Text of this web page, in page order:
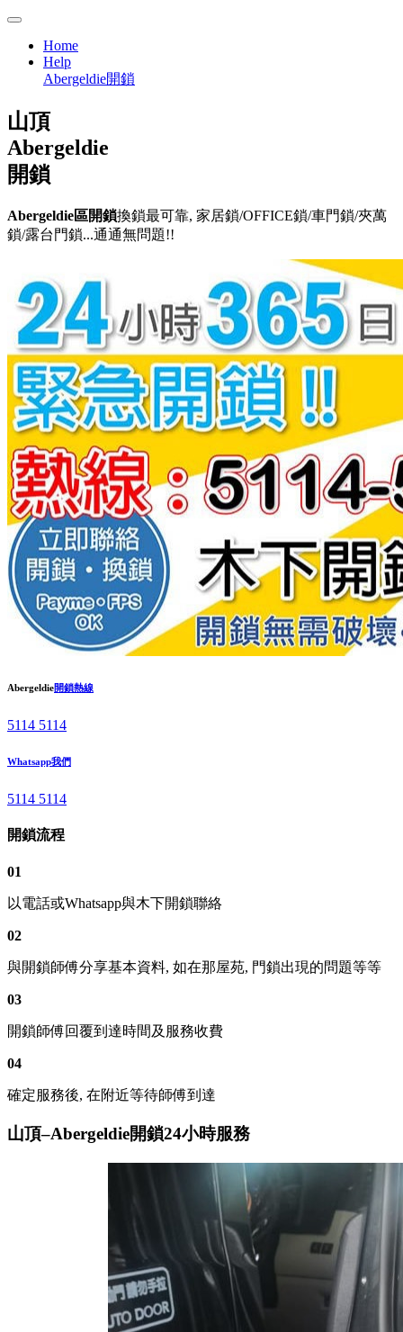
Home
Help
Abergeldie開鎖
山頂
Abergeldie
開鎖
Abergeldie區開鎖換鎖最可靠, 家居鎖/OFFICE鎖/車門鎖/夾萬
鎖/露台門鎖...通通無問題!!
Abergeldie開鎖熱線
5114 5114
Whatsapp我們
5114 5114
開鎖流程
01
以電話或Whatsapp與木下開鎖聯絡
02
與開鎖師傅分享基本資料, 如在那屋苑, 門鎖出現的問題等等
03
開鎖師傅回覆到達時間及服務收費
04
確定服務後, 在附近等待師傅到達
山頂–Abergeldie開鎖24小時服務